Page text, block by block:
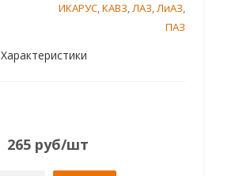
ИКАРУС,КАВЗ,ЛАЗ,ЛиАЗ,
ПАЗ
Характеристики
265 руб/шт